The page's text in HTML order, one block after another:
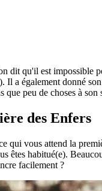
dit qu'il est
a également donné
peu de choses à
des Enfers
qui vous attend la
êtes habitué(e).
facilement ?